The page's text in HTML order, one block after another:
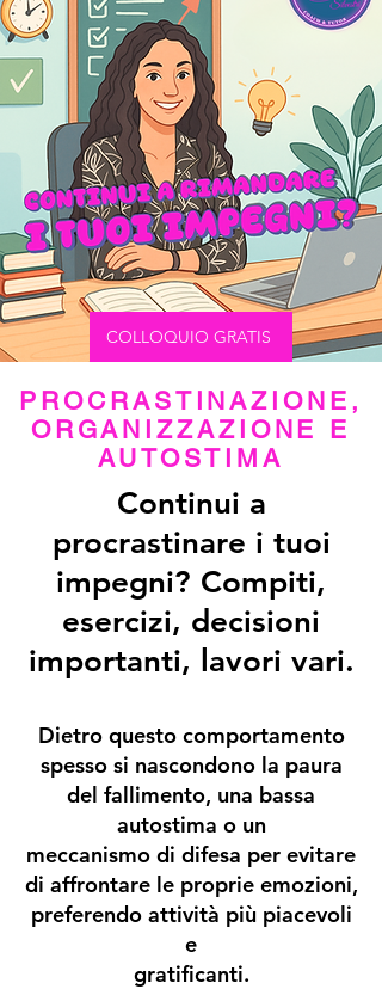
COLLOQUIO GRATIS
PROCRASTINAZIONE,
ORGANIZZAZIONE E
AUTOSTIMA
Continui a
procrastinare i tuoi
impegni? Compiti,
esercizi, decisioni
importanti, lavori vari.
Dietro questo comportamento
spesso si nascondono la paura
del fallimento, una bassa
autostima o un
meccanismo di difesa per evitare
di affrontare le proprie emozioni,
preferendo attività più piacevoli
e
gratificanti.